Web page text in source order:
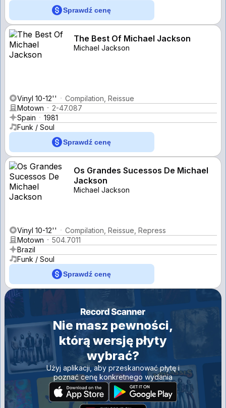
Sprawdź cenę
The Best Of Michael Jackson
Michael Jackson
Vinyl 10-12''
Compilation, Reissue
Motown
2-47.087
Spain
1981
Funk / Soul
Sprawdź cenę
Os Grandes Sucessos De Michael
Jackson
Michael Jackson
Vinyl 10-12''
Compilation, Reissue, Repress
Motown
504.7011
Brazil
Funk / Soul
Sprawdź cenę
Nie masz pewności,
którą wersję płyty
wybrać?
Użyj aplikacji, aby przeskanować płytę i
poznać cenę konkretnego wydania